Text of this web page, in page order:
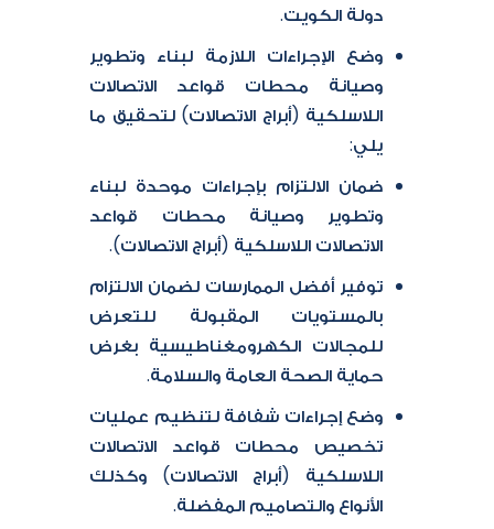
دولة الكويت.
وضع الإجراءات اللازمة لبناء وتطوير
وصيانة محطات قواعد الاتصالات
اللاسلكية (أبراج الاتصالات) لتحقيق ما
يلي:
ضمان الالتزام بإجراءات موحدة لبناء
وتطوير وصيانة محطات قواعد
الاتصالات اللاسلكية (أبراج الاتصالات).
توفير أفضل الممارسات لضمان الالتزام
بالمستويات المقبولة للتعرض
للمجالات الكهرومغناطيسية بغرض
حماية الصحة العامة والسلامة.
وضع إجراءات شفافة لتنظيم عمليات
تخصيص محطات قواعد الاتصالات
اللاسلكية (أبراج الاتصالات) وكذلك
الأنواع والتصاميم المفضلة.